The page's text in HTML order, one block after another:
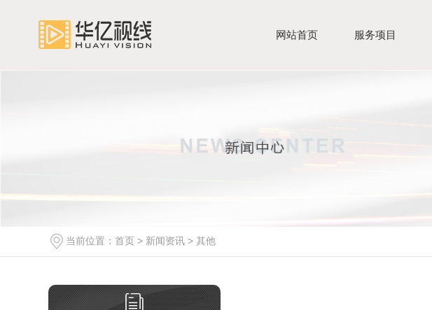
网站首页 服务项目
当前位置： 首页 > 新闻资讯 > 其他